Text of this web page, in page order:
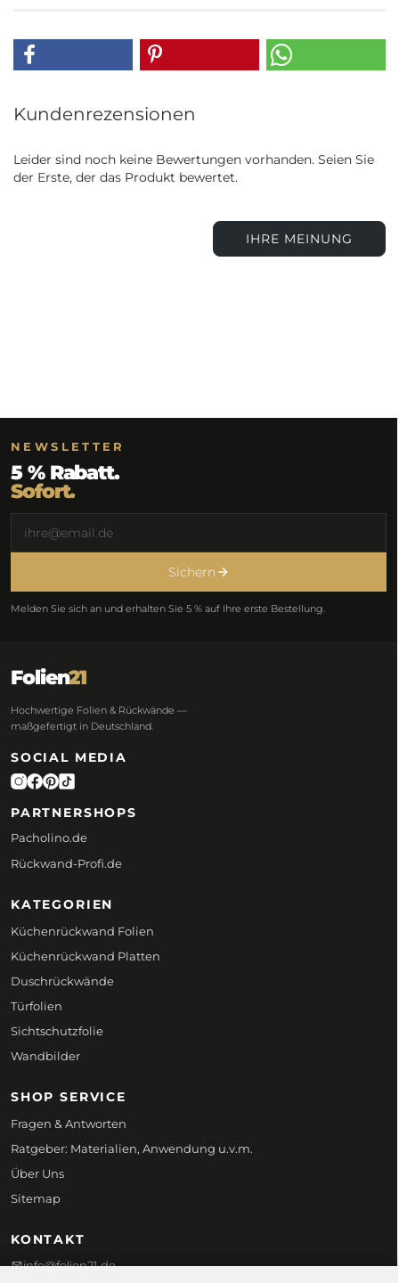
Kundenrezensionen
Leider sind noch keine Bewertungen vorhanden. Seien Sie
der Erste, der das Produkt bewertet.
IHRE MEINUNG
NEWSLETTER
5 % Rabatt.
Sofort.
Sichern
Melden Sie sich an und erhalten Sie 5 % auf Ihre erste Bestellung.
Folien21
Hochwertige Folien & Rückwände —
maßgefertigt in Deutschland.
SOCIAL MEDIA
PARTNERSHOPS
Pacholino.de
Rückwand-Profi.de
KATEGORIEN
Küchenrückwand Folien
Küchenrückwand Platten
Duschrückwände
Türfolien
Sichtschutzfolie
Wandbilder
SHOP SERVICE
Fragen & Antworten
Ratgeber: Materialien, Anwendung u.v.m.
Über Uns
Sitemap
KONTAKT
info@folien21.de